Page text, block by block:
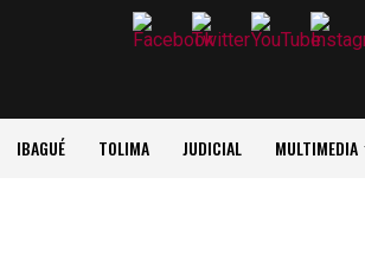
IBAGUÉ TOLIMA JUDICIAL MULTIMEDIA